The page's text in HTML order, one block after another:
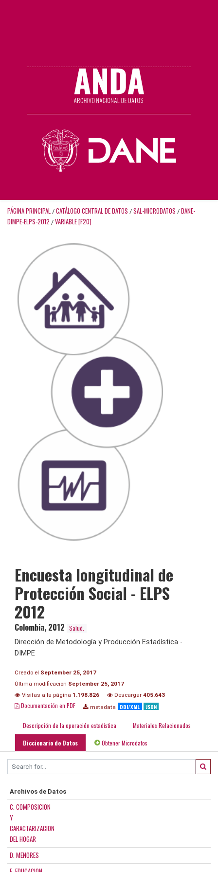
PÁGINA PRINCIPAL / CATÁLOGO CENTRAL DE DATOS / SAL-MICRODATOS / DANE-
DIMPE-ELPS-2012 / VARIABLE [F20]
Encuesta longitudinal de
Protección Social - ELPS
2012
Colombia, 2012 Salud.
Dirección de Metodología y Producción Estadística -
DIMPE
Creado el September 25, 2017
Última modificación September 25, 2017
Visitas a la página 1.198.826 Descargar 405.643
Documentación en PDF metadata DDI/XML JSON
Descripción de la operación estadística Materiales Relacionados
Diccionario de Datos Obtener Microdatos
Archivos de Datos
C. COMPOSICION
Y
CARACTARIZACION
DEL HOGAR
D. MENORES